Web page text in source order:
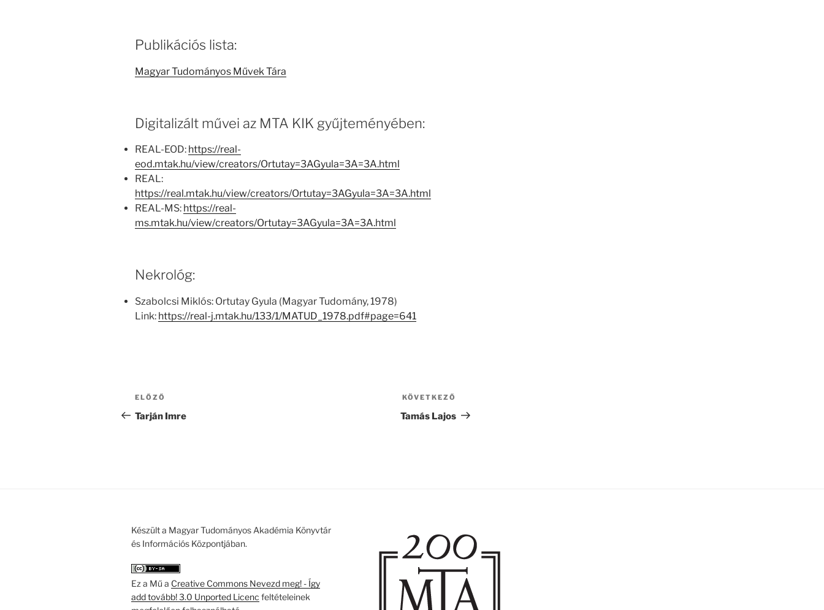
Publikációs lista:
Magyar Tudományos Művek Tára
Digitalizált művei az MTA KIK gyűjteményében:
REAL-EOD: https://real-
eod.mtak.hu/view/creators/Ortutay=3AGyula=3A=3A.html
REAL:
https://real.mtak.hu/view/creators/Ortutay=3AGyula=3A=3A.html
REAL-MS: https://real-
ms.mtak.hu/view/creators/Ortutay=3AGyula=3A=3A.html
Nekrológ:
Szabolcsi Miklós: Ortutay Gyula (Magyar Tudomány, 1978)
Link: https://real-j.mtak.hu/133/1/MATUD_1978.pdf#page=641
Bejegyzés
navigáció
Korábbi
bejegyzés
ELŐZŐ
Tarján Imre
bejegyzés
KÖVETKEZŐ
Tamás Lajos
Készült a Magyar Tudományos Akadémia Könyvtár
és Információs Központjában.
Ez a Mű a Creative Commons Nevezd meg! - Így
add tovább! 3.0 Unported Licenc feltételeinek